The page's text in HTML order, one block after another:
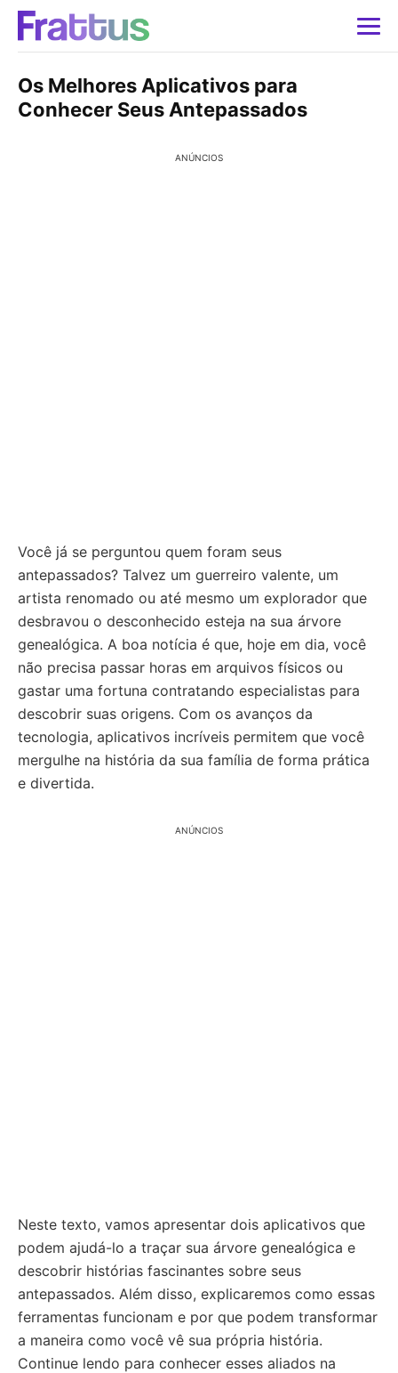
Os Melhores Aplicativos para
Conhecer Seus Antepassados
ANÚNCIOS
Você já se perguntou quem foram seus
antepassados? Talvez um guerreiro valente, um
artista renomado ou até mesmo um explorador que
desbravou o desconhecido esteja na sua árvore
genealógica. A boa notícia é que, hoje em dia, você
não precisa passar horas em arquivos físicos ou
gastar uma fortuna contratando especialistas para
descobrir suas origens. Com os avanços da
tecnologia, aplicativos incríveis permitem que você
mergulhe na história da sua família de forma prática
e divertida.
ANÚNCIOS
Neste texto, vamos apresentar dois aplicativos que
podem ajudá-lo a traçar sua árvore genealógica e
descobrir histórias fascinantes sobre seus
antepassados. Além disso, explicaremos como essas
ferramentas funcionam e por que podem transformar
a maneira como você vê sua própria história.
Continue lendo para conhecer esses aliados na